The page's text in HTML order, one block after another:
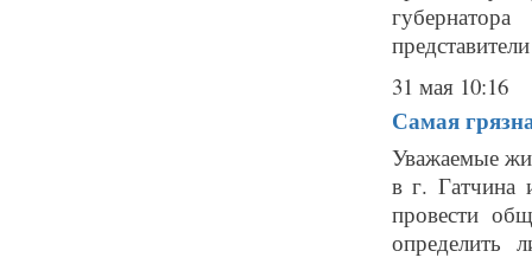
31 мая 10:16
Самая
Уважаемые
в г. Гатчина
провести
определить